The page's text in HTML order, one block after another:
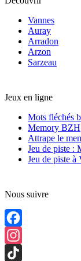
Vannes
Auray
Arradon
Arzon
Sarzeau
Jeux en ligne
Mots fléchés
Memory BZH
Attrape le
Jeu de piste :
Jeu de piste à
Nous suivre
Facebook
Instagram